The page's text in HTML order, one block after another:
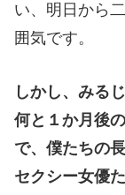
い、明日から
囲気です。
しかし、みる
何と１か月後
で、僕たちの
セクシー女優